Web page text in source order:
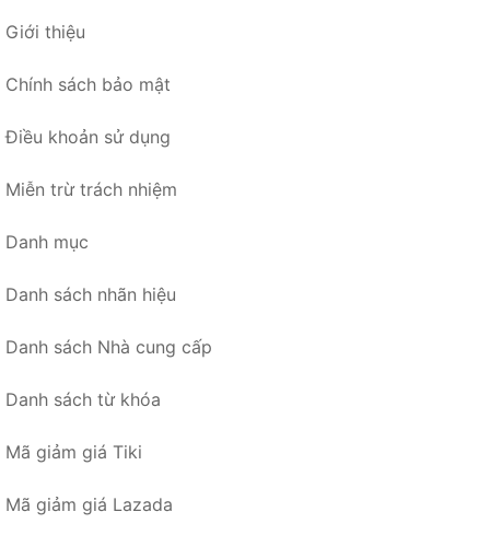
Giới thiệu
Chính sách bảo mật
Điều khoản sử dụng
Miễn trừ trách nhiệm
Danh mục
Danh sách nhãn hiệu
Danh sách Nhà cung cấp
Danh sách từ khóa
Mã giảm giá Tiki
Mã giảm giá Lazada